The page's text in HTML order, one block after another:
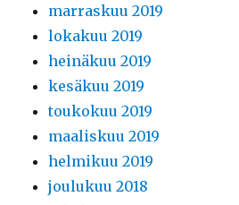
marraskuu 2019
lokakuu 2019
heinäkuu 2019
kesäkuu 2019
toukokuu 2019
maaliskuu 2019
helmikuu 2019
joulukuu 2018